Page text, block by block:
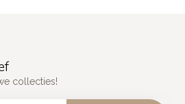
collecties!